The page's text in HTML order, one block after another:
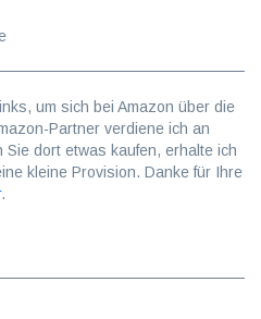
um sich bei Amazon über die
Partner verdiene ich an
Sie dort etwas kaufen, erhalte ich
kleine Provision. Danke für Ihre
.